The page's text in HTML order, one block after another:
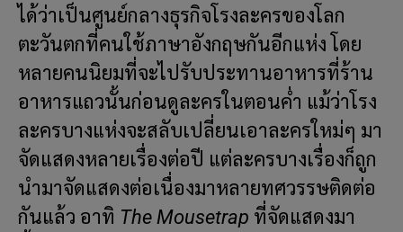
ได้ว่าเป็นศูนย์กลางธุรกิจโรงละครของโลก
ตะวันตกที่คนใช้ภาษาอังกฤษกันอีกแห่ง โดย
หลายคนนิยมที่จะไปรับประทานอาหารที่ร้าน
อาหารแถวนั้นก่อนดูละครในตอนค่ำ แม้ว่าโรง
ละครบางแห่งจะสลับเปลี่ยนเอาละครใหม่ๆ มา
จัดแสดงหลายเรื่องต่อปี แต่ละครบางเรื่องก็ถูก
นำมาจัดแสดงต่อเนื่องมาหลายทศวรรษติดต่อ
กันแล้ว อาทิ The Mousetrap ที่จัดแสดงมา